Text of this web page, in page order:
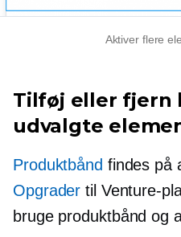
Aktiver flere
Tilføj eller fjern
udvalgte
Produktbånd findes på
Opgrader til Venture-
bruge produktbånd og